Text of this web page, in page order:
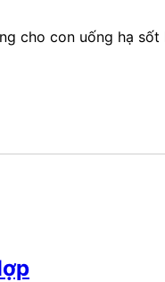
cho con uống hạ